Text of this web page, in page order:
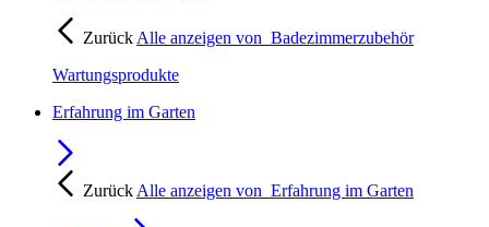
Zurück Alle anzeigen von Badezimmerzubehör
Wartungsprodukte
Erfahrung im Garten
Zurück Alle anzeigen von Erfahrung im Garten